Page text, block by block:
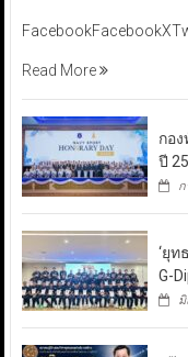
Read More
กอ
ปี
ก
‘ยุ
G-